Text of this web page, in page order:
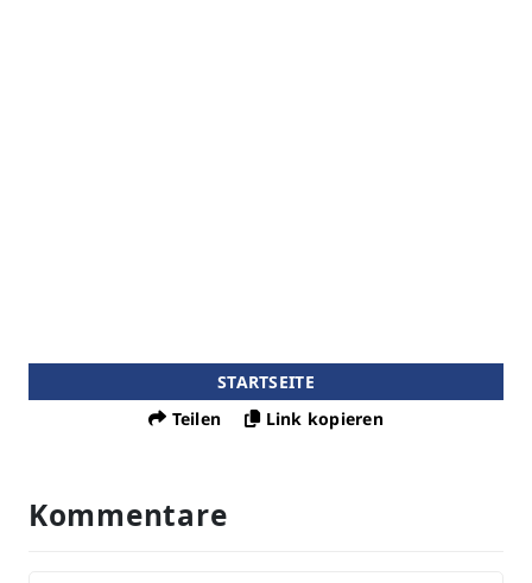
STARTSEITE
Teilen
Link kopieren
Kommentare